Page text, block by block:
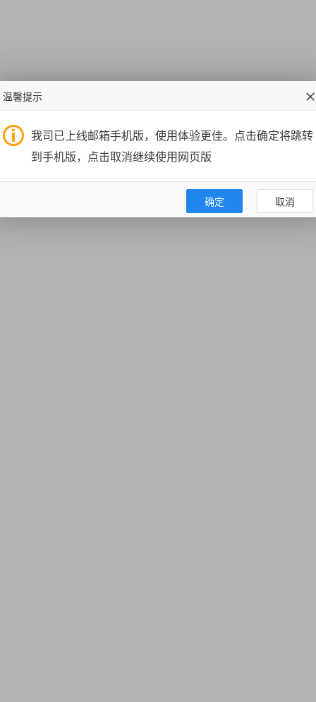
温馨提示
我司已上线邮箱手机版，使用体验更佳。点击确定将跳转
到手机版，点击取消继续使用网页版
确定 取消